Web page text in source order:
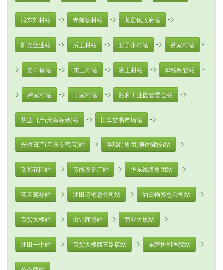
湾东刘村站 -> 寺前杨村站 -> 龙居镇政府站 ->
阳光丝业站 -> 后王村站 -> 安子张村站 -> 吕家村站 -
> 史口镇站 -> 东三村站 -> 寨王村站 -> 华锐钢管站 -
> 卢家村站 -> 丁家村站 -> 胜利工业园管委会站 ->
慧达日产(天狮标致)站 -> 旧车交易市场站 ->
光达日产(启辰专营店)站 -> 孚瑞特集团(顺达驾校)站 ->
瑞都花园站 -> 节能设备厂站 -> 华东线缆集团站 ->
蓝天驾校站 -> 油田运输总公司站 -> 油田物资总公司站 ->
百货大楼站 -> 供销商场站 -> 商业大厦站 ->
油田一中站 -> 百货大楼西三路店站 -> 东营协和医院站 ->